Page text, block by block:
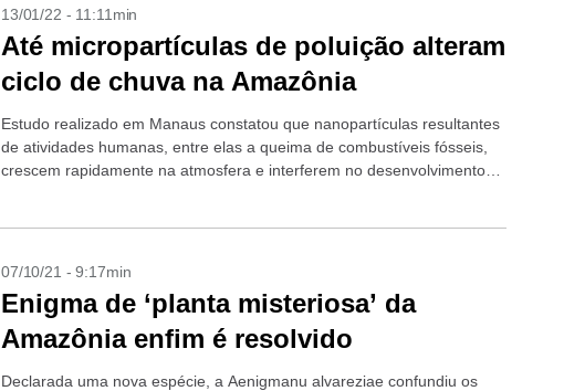
13/01/22 - 11:11min
Até micropartículas de poluição alteram
ciclo de chuva na Amazônia
Estudo realizado em Manaus constatou que nanopartículas resultantes
de atividades humanas, entre elas a queima de combustíveis fósseis,
crescem rapidamente na atmosfera e interferem no desenvolvimento
07/10/21 - 9:17min
Enigma de ‘planta misteriosa’ da
Amazônia enfim é resolvido
Declarada uma nova espécie, a Aenigmanu alvareziae confundiu os